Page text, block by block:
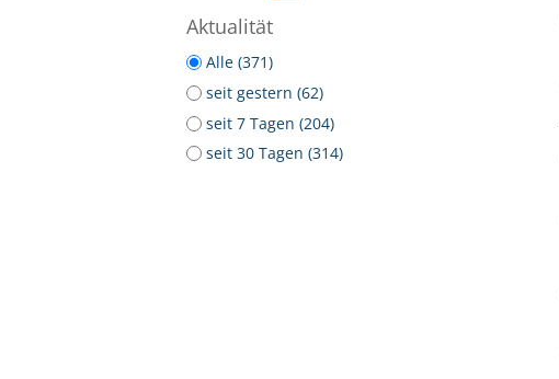
Aktualität
Alle (371)
seit gestern (62)
seit 7 Tagen (204)
seit 30 Tagen (314)